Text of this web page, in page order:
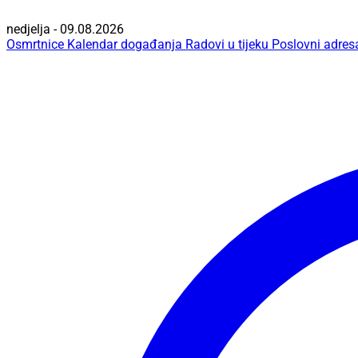
nedjelja - 09.08.2026
Osmrtnice Kalendar događanja Radovi u tijeku Poslovni